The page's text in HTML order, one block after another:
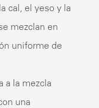
cal, el yeso y la
mezclan en
uniforme de
a la mezcla
una